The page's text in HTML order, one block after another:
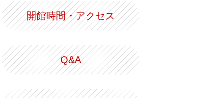
開館時間・アクセス
Q&A